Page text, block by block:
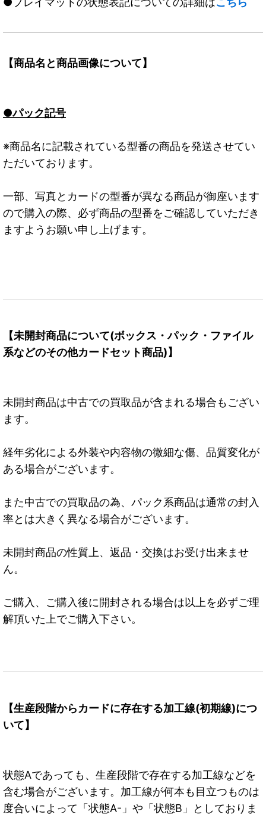
【商品名と商品画像について】
●パック記号
※商品名に記載されている型番の商品を発送させてい
ただいております。
一部、写真とカードの型番が異なる商品が御座います
ので購入の際、必ず商品の型番をご確認していただき
ますようお願い申し上げます。
【未開封商品について(ボックス・パック・ファイル
系などのその他カードセット商品)】
未開封商品は中古での買取品が含まれる場合もござい
ます。
経年劣化による外装や内容物の微細な傷、品質変化が
ある場合がございます。
また中古での買取品の為、パック系商品は通常の封入
率とは大きく異なる場合がございます。
未開封商品の性質上、返品・交換はお受け出来ませ
ん。
ご購入、ご購入後に開封される場合は以上を必ずご理
解頂いた上でご購入下さい。
【生産段階からカードに存在する加工線(初期線)につ
いて】
状態Aであっても、生産段階で存在する加工線などを
含む場合がございます。加工線が何本も目立つものは
度合いによって「状態A-」や「状態B」としておりま